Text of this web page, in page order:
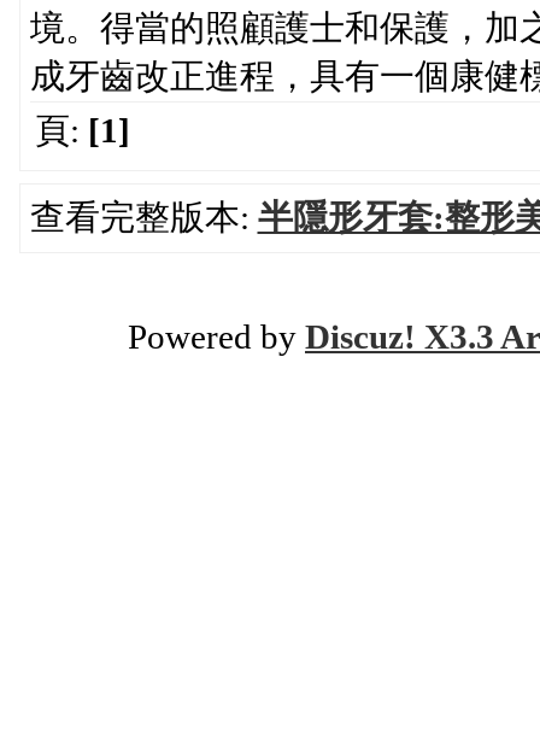
境。得當的照顧護士和保護，加
成牙齒改正進程，具有一個康健
頁: [1]
查看完整版本: 半隱形牙套:整形
Powered by Discuz! X3.3